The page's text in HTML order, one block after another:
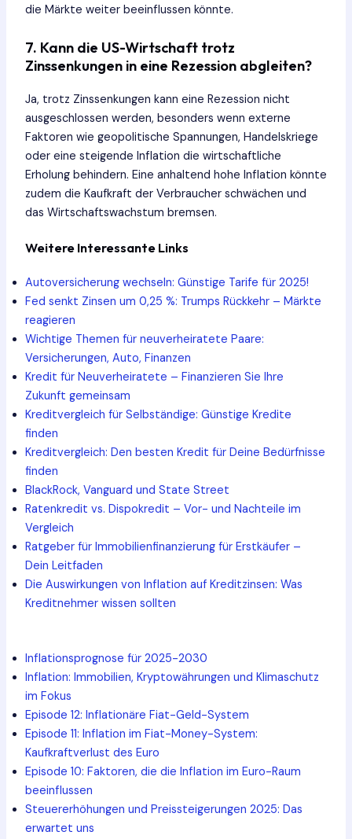
die Märkte weiter beeinflussen könnte.
7. Kann die US-Wirtschaft trotz
Zinssenkungen in eine Rezession abgleiten?
Ja, trotz Zinssenkungen kann eine Rezession nicht
ausgeschlossen werden, besonders wenn externe
Faktoren wie geopolitische Spannungen, Handelskriege
oder eine steigende Inflation die wirtschaftliche
Erholung behindern. Eine anhaltend hohe Inflation könnte
zudem die Kaufkraft der Verbraucher schwächen und
das Wirtschaftswachstum bremsen.
Weitere Interessante Links
Autoversicherung wechseln: Günstige Tarife für 2025!
Fed senkt Zinsen um 0,25 %: Trumps Rückkehr – Märkte
reagieren
Wichtige Themen für neuverheiratete Paare:
Versicherungen, Auto, Finanzen
Kredit für Neuverheiratete – Finanzieren Sie Ihre
Zukunft gemeinsam
Kreditvergleich für Selbständige: Günstige Kredite
finden
Kreditvergleich: Den besten Kredit für Deine Bedürfnisse
finden
BlackRock, Vanguard und State Street
Ratenkredit vs. Dispokredit – Vor- und Nachteile im
Vergleich
Ratgeber für Immobilienfinanzierung für Erstkäufer –
Dein Leitfaden
Die Auswirkungen von Inflation auf Kreditzinsen: Was
Kreditnehmer wissen sollten
Inflationsprognose für 2025-2030
Inflation: Immobilien, Kryptowährungen und Klimaschutz
im Fokus
Episode 12: Inflationäre Fiat-Geld-System
Episode 11: Inflation im Fiat-Money-System:
Kaufkraftverlust des Euro
Episode 10: Faktoren, die die Inflation im Euro-Raum
beeinflussen
Steuererhöhungen und Preissteigerungen 2025: Das
erwartet uns